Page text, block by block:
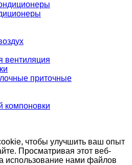
вентиляция
приточные
компоновки
чтобы улучшить ваш опыт
Просматривая этот веб-
использование нами файлов